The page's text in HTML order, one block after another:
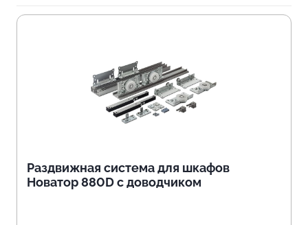
Раздвижная система для шкафов
Новатор 880D с доводчиком